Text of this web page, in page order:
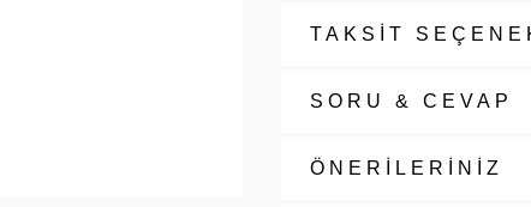
TAKSİT
SORU & CEVAP
ÖNERİLERİNİZ